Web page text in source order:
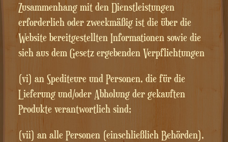
Zusammenhang mit den Dienstleistungen
erforderlich oder zweckmäßig ist die über die
Website bereitgestellten Informationen sowie die
sich aus dem Gesetz ergebenden Verpflichtungen
(vi) an Spediteure und Personen, die für die
Lieferung und/oder Abholung der gekauften
Produkte verantwortlich sind;
(vii) an alle Personen (einschließlich Behörden),